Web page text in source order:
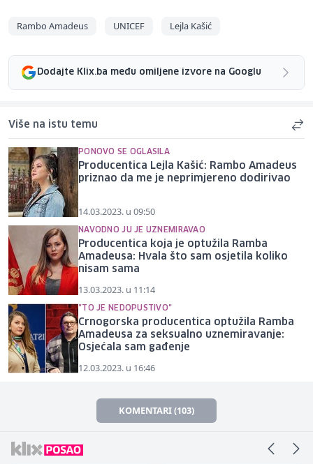
Rambo Amadeus UNICEF Lejla Kašić
Dodajte Klix.ba među omiljene izvore na Googlu
Više na istu temu
PONOVO SE OGLASILA
Producentica Lejla Kašić: Rambo Amadeus
priznao da me je neprimjereno dodirivao
14.03.2023. u 09:50
NAVODNO JU JE UZNEMIRAVAO
Producentica koja je optužila Ramba
Amadeusa: Hvala što sam osjetila koliko
nisam sama
13.03.2023. u 11:14
"TO JE NEDOPUSTIVO"
Crnogorska producentica optužila Ramba
Amadeusa za seksualno uznemiravanje:
Osjećala sam gađenje
12.03.2023. u 16:46
KOMENTARI (103)